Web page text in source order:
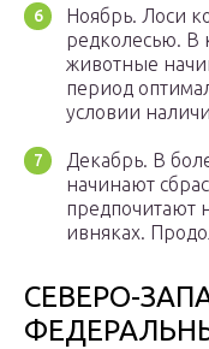
Ноябрь. Лоси
редколесью. В
животные
период
условии
Декабрь. В
начинают
предпочитают
ивняках.
СЕВЕРО-